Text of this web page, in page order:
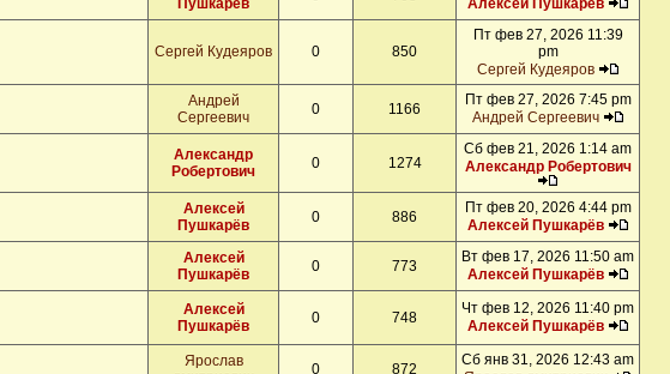
Пушкарёв
Алексей Пушкарёв
Сергей Кудеяров 0 850
Пт фев 27, 2026 11:39
pm
Сергей Кудеяров
Андрей
Сергеевич
0 1166
Пт фев 27, 2026 7:45 pm
Андрей Сергеевич
Александр
Робертович
0 1274
Сб фев 21, 2026 1:14 am
Александр Робертович
Алексей
Пушкарёв
0 886
Пт фев 20, 2026 4:44 pm
Алексей Пушкарёв
Алексей
Пушкарёв
0 773
Вт фев 17, 2026 11:50 am
Алексей Пушкарёв
Алексей
Пушкарёв
0 748
Чт фев 12, 2026 11:40 pm
Алексей Пушкарёв
Ярослав
0 872
Сб янв 31, 2026 12:43 am